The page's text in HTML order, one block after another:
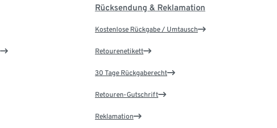
Rücksendung & Reklamation
Kostenlose Rückgabe / Umtausch
Retourenetikett
30 Tage Rückgaberecht
Retouren-Gutschrift
Reklamation